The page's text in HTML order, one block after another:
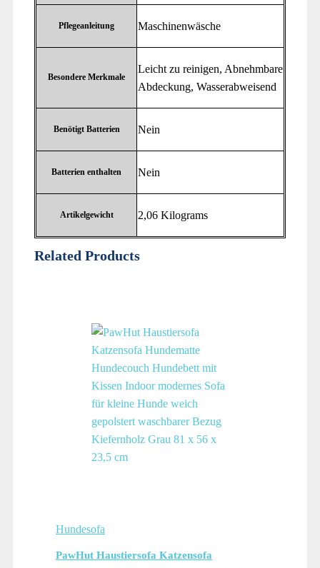
Pflegeanleitung ‎Maschinenwäsche
Besondere Merkmale
‎Leicht zu reinigen, Abnehmbare
Abdeckung, Wasserabweisend
Benötigt Batterien ‎Nein
Batterien enthalten ‎Nein
Artikelgewicht ‎2,06 Kilograms
Related Products
Hundesofa
PawHut Haustiersofa Katzensofa